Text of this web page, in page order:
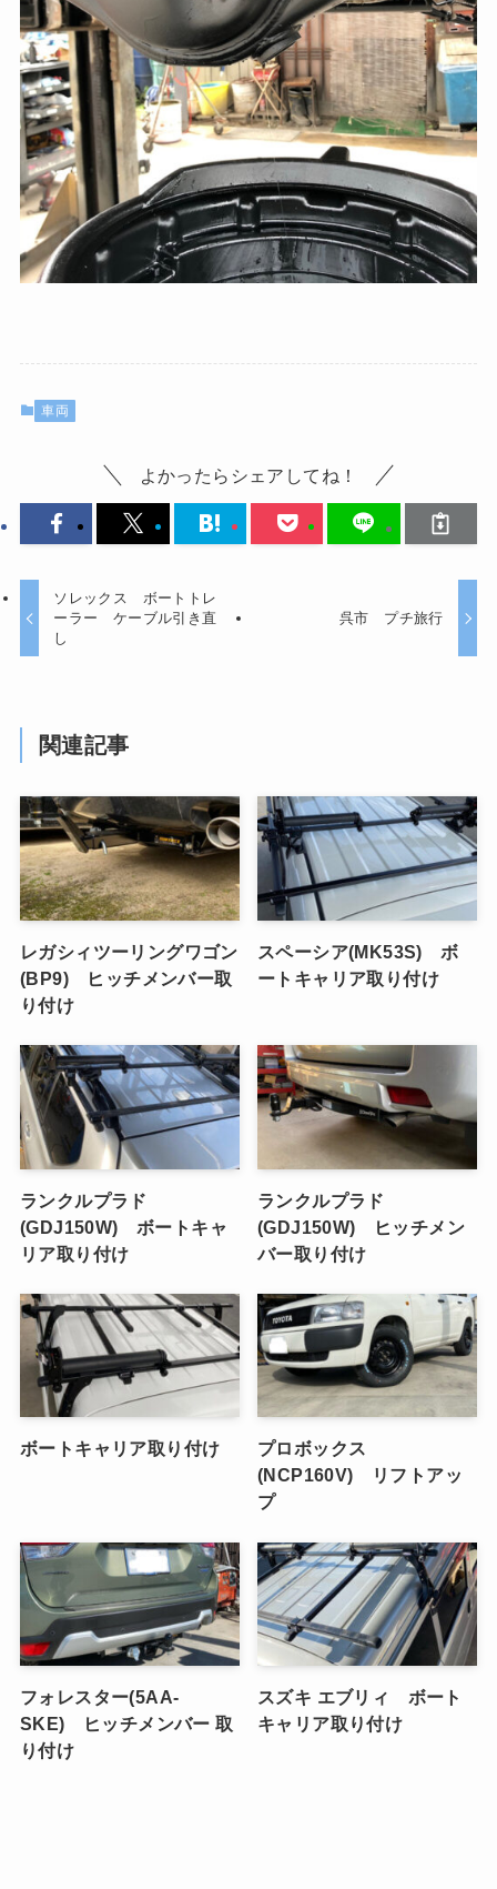
車両
よかったらシェアしてね！
ソレックス ボートトレ
ーラー ケーブル引き直
し
呉市 プチ旅行
関連記事
レガシィツーリングワゴン
(BP9) ヒッチメンバー取
り付け
スペーシア(MK53S) ボ
ートキャリア取り付け
ランクルプラド
(GDJ150W) ボートキャ
リア取り付け
ランクルプラド
(GDJ150W) ヒッチメン
バー取り付け
ボートキャリア取り付け
プロボックス
(NCP160V) リフトアッ
プ
フォレスター(5AA-
SKE) ヒッチメンバー 取
り付け
スズキ エブリィ ボート
キャリア取り付け